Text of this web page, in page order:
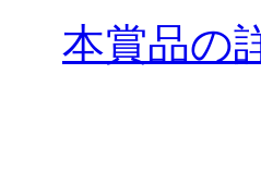
本賞品の